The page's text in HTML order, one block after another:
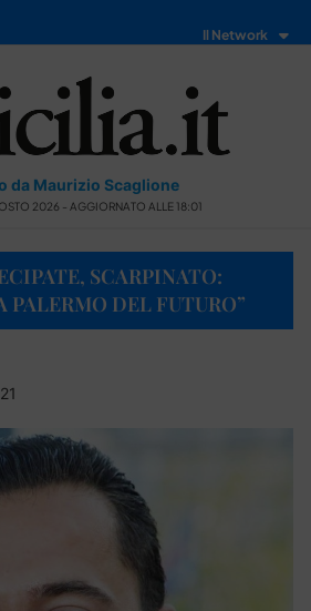
Il Network
da Maurizio Scaglione
2026 - AGGIORNATO ALLE 18:01
SCARPINATO:
PALERMO DEL FUTURO”